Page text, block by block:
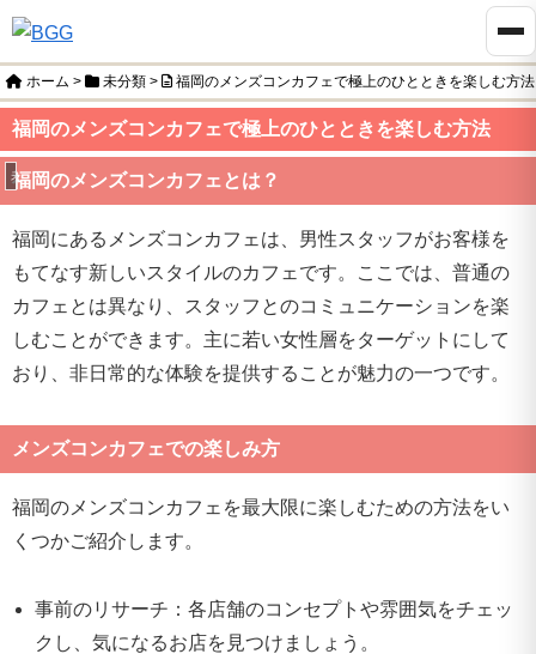
ホーム > 未分類 > 福岡のメンズコンカフェで極上のひとときを楽しむ方法
福岡のメンズコンカフェで極上のひとときを楽しむ方法
未分類
福岡のメンズコンカフェとは？
福岡にあるメンズコンカフェは、男性スタッフがお客様を
もてなす新しいスタイルのカフェです。ここでは、普通の
カフェとは異なり、スタッフとのコミュニケーションを楽
しむことができます。主に若い女性層をターゲットにして
おり、非日常的な体験を提供することが魅力の一つです。
メンズコンカフェでの楽しみ方
福岡のメンズコンカフェを最大限に楽しむための方法をい
くつかご紹介します。
事前のリサーチ：各店舗のコンセプトや雰囲気をチェッ
クし、気になるお店を見つけましょう。